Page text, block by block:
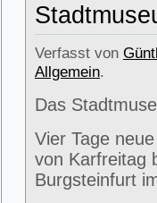
Verfasst von
Allgemein.
Das
Vier Tage
von Karfreitag
Burgsteinfurt